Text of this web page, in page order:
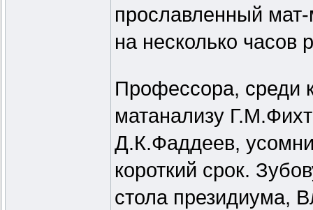
прославленный
на несколько часов
Профессора, среди
матанализу
Д.К.Фаддеев,
короткий срок.
стола президиума,